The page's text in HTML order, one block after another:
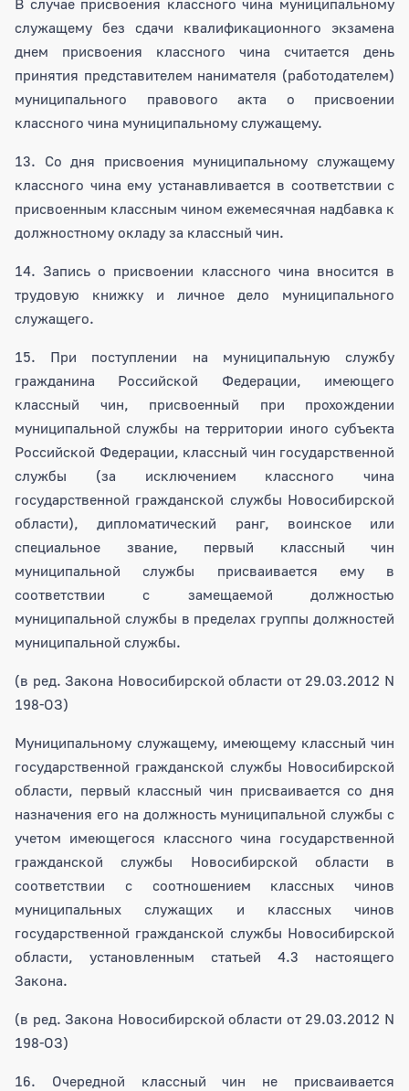
служащему без сдачи квалификационного экзамена
днем присвоения классного чина считается день
принятия представителем нанимателя (работодателем)
муниципального правового акта о присвоении
классного чина муниципальному служащему.
13. Со дня присвоения муниципальному служащему
классного чина ему устанавливается в соответствии с
присвоенным классным чином ежемесячная надбавка к
должностному окладу за классный чин.
14. Запись о присвоении классного чина вносится в
трудовую книжку и личное дело муниципального
служащего.
15. При поступлении на муниципальную службу
гражданина Российской Федерации, имеющего
классный чин, присвоенный при прохождении
муниципальной службы на территории иного субъекта
Российской Федерации, классный чин государственной
службы (за исключением классного чина
государственной гражданской службы Новосибирской
области), дипломатический ранг, воинское или
специальное звание, первый классный чин
муниципальной службы присваивается ему в
соответствии с замещаемой должностью
муниципальной службы в пределах группы должностей
муниципальной службы.
(в ред. Закона Новосибирской области от 29.03.2012 N
198-ОЗ)
Муниципальному служащему, имеющему классный чин
государственной гражданской службы Новосибирской
области, первый классный чин присваивается со дня
назначения его на должность муниципальной службы с
учетом имеющегося классного чина государственной
гражданской службы Новосибирской области в
соответствии с соотношением классных чинов
муниципальных служащих и классных чинов
государственной гражданской службы Новосибирской
области, установленным статьей 4.3 настоящего
Закона.
(в ред. Закона Новосибирской области от 29.03.2012 N
198-ОЗ)
16. Очередной классный чин не присваивается